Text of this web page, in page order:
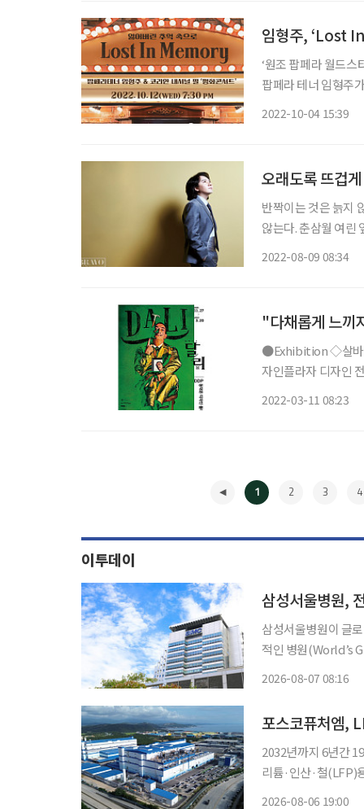
‘원조 팝페라 월드스
팝페라 테너 임형주
2022-10-04 15:39
오래도록 뜨겁
반짝이는 것은 늙지
않는다. 춘삼월 여린
2022-08-09 08:34
"다채롭게 느끼
●Exhibition ◇살바도르 달리 : Imagination and Reality 일정 4월 3일까지 장소 동대문디
자인플라자 디자인
2022-03-11 08:23
1 2 3 4
이투데이
삼성서울병원,
삼성서울병원이 글
적인 병원(World’s
2026-08-07 08:16
포스코퓨처엠,
2032년까지 6년간 19만t 규모 LFP용
리튬·인산·철(LFP)
2026-08-06 19:00